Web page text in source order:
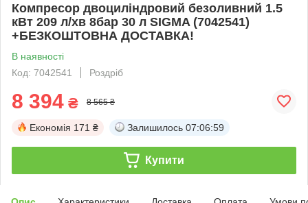
Компресор двоциліндровий безоливний 1.5
кВт 209 л/хв 8бар 30 л SIGMA (7042541)
+БЕЗКОШТОВНА ДОСТАВКА!
В наявності
Код: 7042541
Роздріб
8 394 ₴ 8 565 ₴
Економія 171 ₴ Залишилось 07:06:58
Купити